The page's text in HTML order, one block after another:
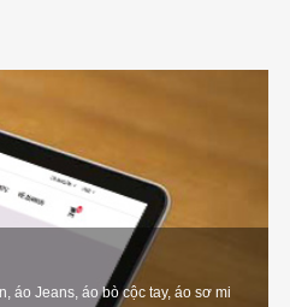
áo Jeans, áo bò cộc tay, áo sơ mi